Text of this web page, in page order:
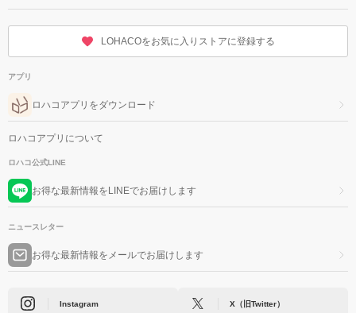
LOHACOをお気に入りストアに登録する
アプリ
ロハコアプリをダウンロード
ロハコアプリについて
ロハコ公式LINE
お得な最新情報をLINEでお届けします
ニュースレター
お得な最新情報をメールでお届けします
Instagram X（旧Twitter）